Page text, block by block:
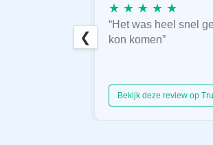
★ ★ ★ ★ ★
“Het was heel snel
kon komen”
Bekijk deze review op
❮